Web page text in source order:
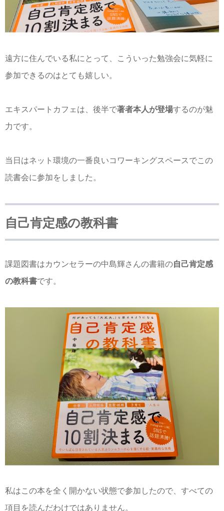
遠方に住んでいる私にとって、こういった勉強会に気軽に
参加できるのはとても嬉しい。
エキスパートカフェは、後半で著者本人が登場するのが魅
力です。
当日はネット環境の一番良いコワーキングスペースでこの
読書会に参加をしました。
自己肯定感の教科書
課題図書はカウンセラーの中島輝さんの書籍の自己肯定感
の教科書です。
私はこの本を全く開かない状態で参加したので、すべての
項目を読んだわけではありません。